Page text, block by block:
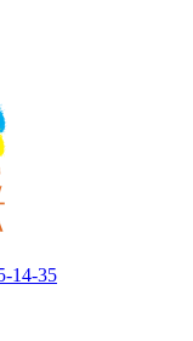
14-35